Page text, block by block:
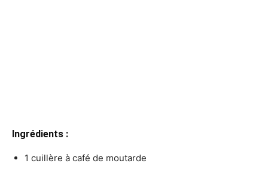
Ingrédients :
1 cuillère à café de moutarde